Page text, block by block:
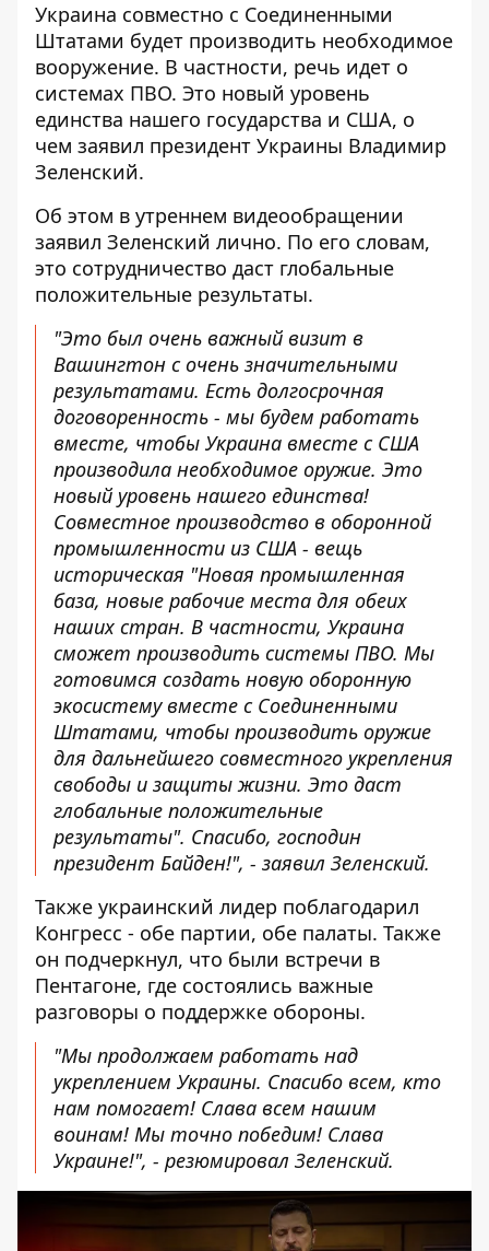
Украина совместно с Соединенными
Штатами будет производить необходимое
вооружение. В частности, речь идет о
системах ПВО. Это новый уровень
единства нашего государства и США, о
чем заявил президент Украины Владимир
Зеленский.
Об этом в утреннем видеообращении
заявил Зеленский лично. По его словам,
это сотрудничество даст глобальные
положительные результаты.
"Это был очень важный визит в
Вашингтон с очень значительными
результатами. Есть долгосрочная
договоренность - мы будем работать
вместе, чтобы Украина вместе с США
производила необходимое оружие. Это
новый уровень нашего единства!
Совместное производство в оборонной
промышленности из США - вещь
историческая "Новая промышленная
база, новые рабочие места для обеих
наших стран. В частности, Украина
сможет производить системы ПВО. Мы
готовимся создать новую оборонную
экосистему вместе с Соединенными
Штатами, чтобы производить оружие
для дальнейшего совместного укрепления
свободы и защиты жизни. Это даст
глобальные положительные
результаты". Спасибо, господин
президент Байден!", - заявил Зеленский.
Также украинский лидер поблагодарил
Конгресс - обе партии, обе палаты. Также
он подчеркнул, что были встречи в
Пентагоне, где состоялись важные
разговоры о поддержке обороны.
"Мы продолжаем работать над
укреплением Украины. Спасибо всем, кто
нам помогает! Слава всем нашим
воинам! Мы точно победим! Слава
Украине!", - резюмировал Зеленский.